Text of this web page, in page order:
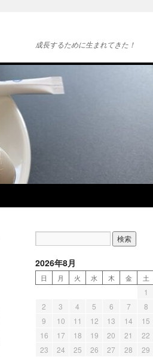
成長するために生まれてきた！
2026年8月
日 月 火 水 木 金 土
1
2
3 4 5 6 7
8
9
10 11 12 13 14
15
16
17 18 19 20 21
22
23
24 25 26 27 28
29